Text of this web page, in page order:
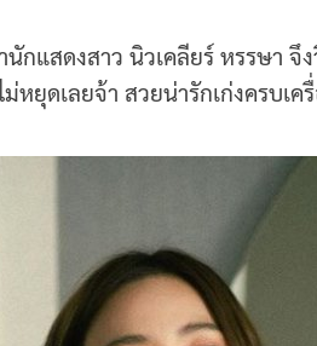
กแสดงสาว นิวเคลียร์ หรรษา
หยุดเลยจ้า สวยน่ารักเก่งครบเค